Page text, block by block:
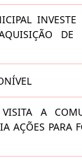
DE
VISITA A
AÇÕES PARA